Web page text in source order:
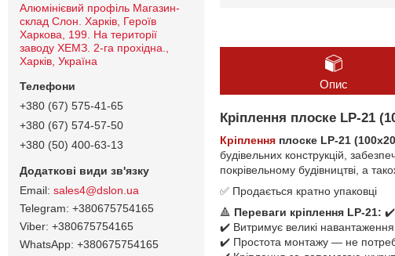
Опис
Кріплення плоске LP-21
Кріплення плоске LP-21
будівельних конструкцій,
покрівельному будівництві, а
✅ Продається кратно упаковці
🔺 Переваги кріплення LP-21: ✔️
✔️ Витримує великі
✔️ Простота монтажу — не
Алюмінієвий профіль Магазин-
склад Слон. Харків, Героїв
Харкова, 199. На території
заводу ХЕМЗ. 2-га прохідна.,
Харків, Україна
+380 (67) 575-41-65
+380 (67) 574-57-50
+380 (50) 400-63-13
sales4@dslon.ua
+380675754165
+380675754165
+380675754165